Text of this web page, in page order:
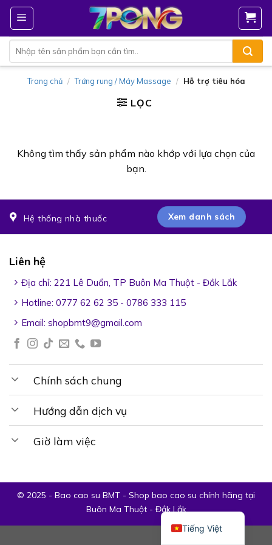
Bỏ
nội
dungkiếm:
Trang chủ / Trứng rung / Máy Massage / Hỗ trợ tiêu hóa
LỌC
Không tìm thấy sản phẩm nào khớp với lựa chọn của
bạn.
Hệ thống nhà thuốc Xem danh sách
Liên hệ
Địa chỉ: 221 Lê Duẩn, TP Buôn Ma Thuột - Đắk Lắk
Hotline: 0777 62 62 35 - 0786 333 115
Email: shopbmt9@gmail.com
Chính sách chung
Hướng dẫn dịch vụ
Giờ làm việc
© 2025 - Bao cao su BMT - Shop bao cao su chính hãng tại
Buôn Ma Thuột - Đắk Lắk
Tiếng Việt